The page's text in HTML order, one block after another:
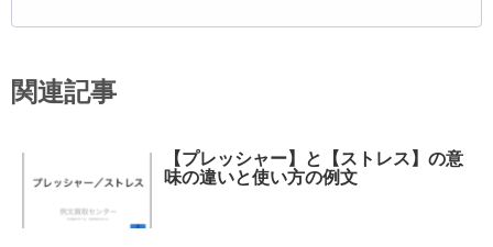
関連記事
【プレッシャー】と【ストレス】の意
味の違いと使い方の例文